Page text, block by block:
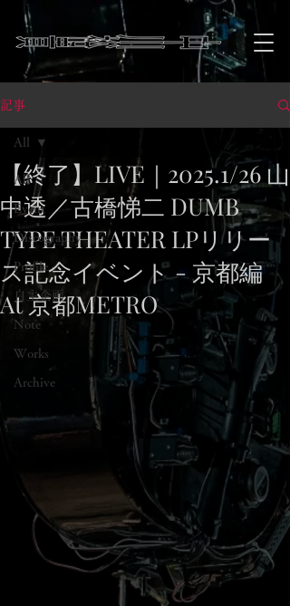
記事
All
Event
Discography
Profile
自主企画
Note
Works
Archive
All
【終了】LIVE｜2025.1/26 山
中透／古橋悌二 DUMB
TYPE THEATER LPリリー
ス記念イベント - 京都編
At 京都METRO